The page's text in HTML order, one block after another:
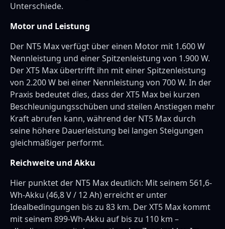
Unterschiede.
Motor und Leistung
Der NT5 Max verfügt über einen Motor mit 1.600 W
Nennleistung und einer Spitzenleistung von 1.900 W.
Der XT5 Max übertrifft ihn mit einer Spitzenleistung
von 2.200 W bei einer Nennleistung von 700 W. In der
Praxis bedeutet dies, dass der XT5 Max bei kurzen
Beschleunigungsschüben und steilen Anstiegen mehr
Kraft abrufen kann, während der NT5 Max durch
seine höhere Dauerleistung bei langen Steigungen
gleichmäßiger performt.
Reichweite und Akku
Hier punktet der NT5 Max deutlich: Mit seinem 561,6-
Wh-Akku (46,8 V / 12 Ah) erreicht er unter
Idealbedingungen bis zu 83 km. Der XT5 Max kommt
mit seinem 899-Wh-Akku auf bis zu 110 km –